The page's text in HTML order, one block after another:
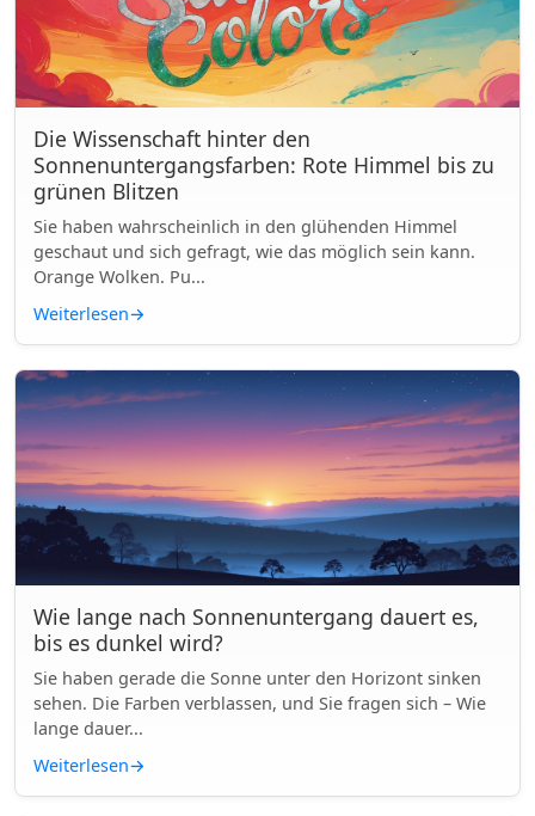
Die Wissenschaft hinter den
Sonnenuntergangsfarben: Rote Himmel bis zu
grünen Blitzen
Sie haben wahrscheinlich in den glühenden Himmel
geschaut und sich gefragt, wie das möglich sein kann.
Orange Wolken. Pu...
Weiterlesen→
Wie lange nach Sonnenuntergang dauert es,
bis es dunkel wird?
Sie haben gerade die Sonne unter den Horizont sinken
sehen. Die Farben verblassen, und Sie fragen sich – Wie
lange dauer...
Weiterlesen→